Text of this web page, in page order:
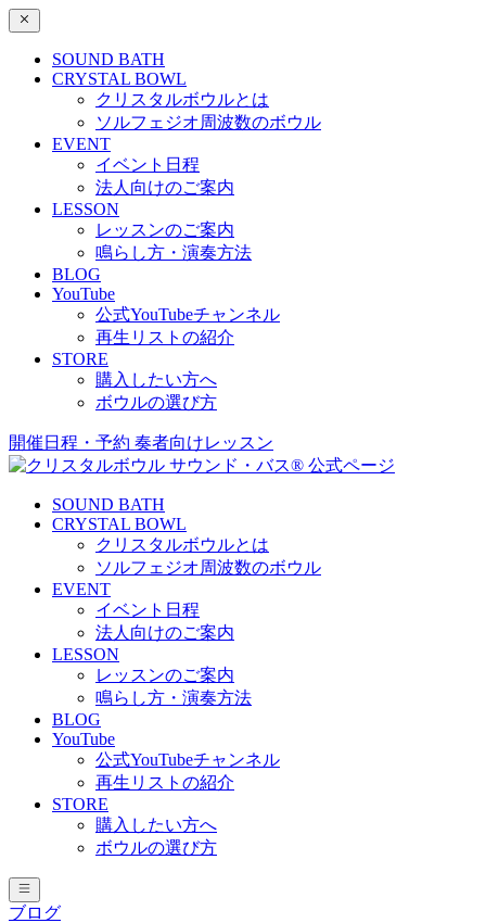
SOUND BATH
CRYSTAL BOWL
クリスタルボウルとは
ソルフェジオ周波数のボウル
EVENT
イベント日程
法人向けのご案内
LESSON
レッスンのご案内
鳴らし方・演奏方法
BLOG
YouTube
公式YouTubeチャンネル
再生リストの紹介
STORE
購入したい方へ
ボウルの選び方
開催日程・予約 奏者向けレッスン
SOUND BATH
CRYSTAL BOWL
クリスタルボウルとは
ソルフェジオ周波数のボウル
EVENT
イベント日程
法人向けのご案内
LESSON
レッスンのご案内
鳴らし方・演奏方法
BLOG
YouTube
公式YouTubeチャンネル
再生リストの紹介
STORE
購入したい方へ
ボウルの選び方
ブログ